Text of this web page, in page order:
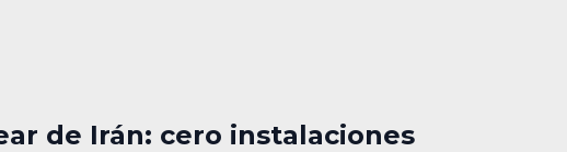
de Irán: cero instalaciones